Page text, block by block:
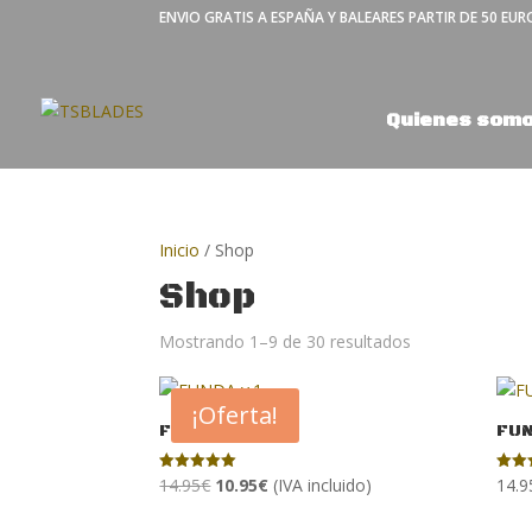
ENVIO GRATIS A ESPAÑA Y BALEARES PARTIR DE 50
Quienes
Inicio / Shop
Shop
Mostrando 1–9 de 30 resultados
¡Oferta!
FUNDA v.1
Valorado
con
14.95€ El
10.95€El(IVA incluido)
con